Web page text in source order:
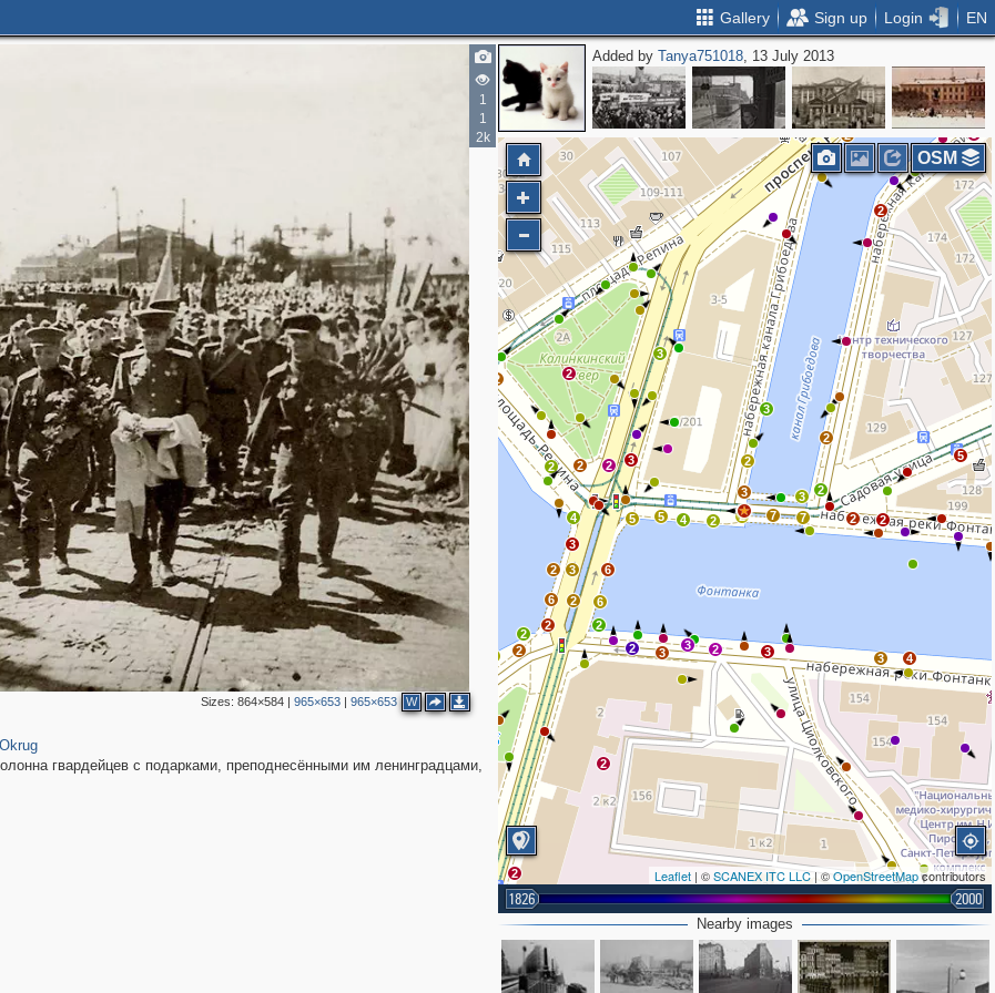
Gallery Sign up Login EN
1
1
2k
Sizes: 864×584| 965×653| 965×653 W
гвардейцев с подарками, преподнесёнными им ленинградцами,
Added byTanya751018, 13 July 2013
2
2
2
5
4
3
2
7
2 7
3
3
2
2
2
3
2
3
2
2
2
2
4
3
5 5
2 3
4 2
6
6
2
2
2
2
2
6
2
2
3
2
3
3 2 3
2
2
Leaflet | ©SCANEX ITC LLC | ©OpenStreetMapcontributors
1826 2000
OSM
Nearby images